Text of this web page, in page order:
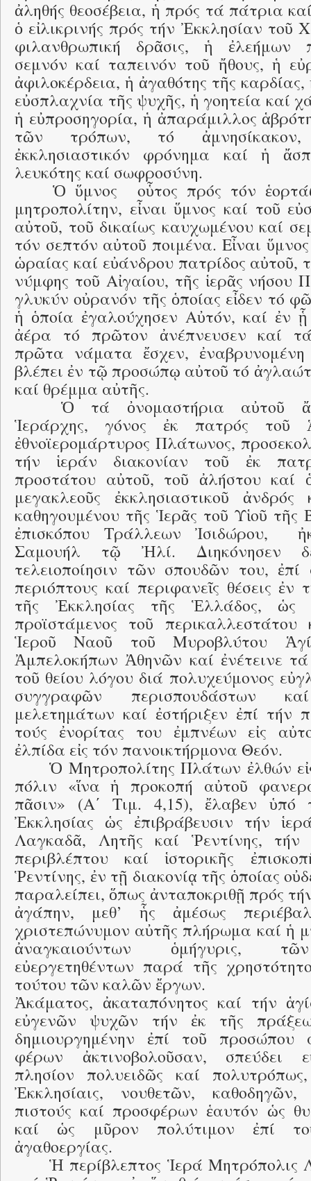
ἀληθής θεοσέβεια, ἡ πρός τά πάτρια
ὁ εἰλικρινής πρός τήν Ἐκκλησίαν τοῦ
φιλανθρωπική δρᾶσις, ἡ ἐλεήμων
σεμνόν καί ταπεινόν τοῦ ἤθους, ἡ
ἀφιλοκέρδεια, ἡ ἀγαθότης τῆς καρδίας,
εὐσπλαχνία τῆς ψυχῆς, ἡ γοητεία καί
ἡ εὐπροσηγορία, ἡ ἀπαράμιλλος
τῶν τρόπων, τό
ἐκκλησιαστικόν φρόνημα καί ἡ
λευκότης καί σωφροσύνη.
Ὁ ὕμνος οὗτος πρός τόν
μητροπολίτην, εἶναι ὕμνος καί τοῦ
αὐτοῦ, τοῦ δικαίως καυχωμένου καί
τόν σεπτόν αὐτοῦ ποιμένα. Εἶναι ὕμνος
ὡραίας καί εὐάνδρου πατρίδος αὐτοῦ,
νύμφης τοῦ Αἰγαίου, τῆς ἱερᾶς νήσου
γλυκύν οὐρανόν τῆς ὁποίας εἶδεν τό
ἡ ὁποία ἐγαλούχησεν Αὐτόν, καί ἐν
ἀέρα τό πρῶτον ἀνέπνευσεν καί
πρῶτα νάματα ἔσχεν, ἐναβρυνομένη
βλέπει ἐν τῷ προσώπῳ αὐτοῦ τό
καί θρέμμα αὐτῆς.
Ὁ τά ὀνομαστήρια αὐτοῦ
Ἱεράρχης, γόνος ἐκ πατρός τοῦ
ἐθνοϊερομάρτυρος Πλάτωνος,
τήν ἱεράν διακονίαν τοῦ ἐκ
προστάτου αὐτοῦ, τοῦ ἀλήστου καί
μεγακλεοῦς ἐκκλησιαστικοῦ ἀνδρός
καθηγουμένου τῆς Ἱερᾶς τοῦ Υἱοῦ
ἐπισκόπου Τράλλεων Ἰσιδώρου,
Σαμουήλ τῷ Ἠλί. Διηκόνησεν
τελειοποίησιν τῶν σπουδῶν του, ἐπί
περιόπτους καί περιφανεῖς θέσεις
τῆς Ἐκκλησίας τῆς Ἑλλάδος, ὡς
προϊστάμενος τοῦ περικαλλεστάτου
Ἱεροῦ Ναοῦ τοῦ Μυροβλύτου
Ἀμπελοκήπων Ἀθηνῶν καί ἐνέτεινε
τοῦ θείου λόγου διά πολυχεύμονος
συγγραφῶν περισπουδάστων
μελετημάτων καί ἐστήριξεν ἐπί τήν
τούς ἐνορίτας του ἐμπνέων εἰς
ἐλπίδα εἰς τόν πανοικτήρμονα Θεόν.
Ὁ Μητροπολίτης Πλάτων ἐλθών
πόλιν «ἵνα ἡ προκοπή αὐτοῦ
πᾶσιν» (Α΄ Τιμ. 4,15), ἔλαβεν ὑπό
Ἐκκλησίας ὡς ἐπιβράβευσιν τήν
Λαγκαδᾶ, Λητῆς καί Ῥεντίνης, τήν
περιβλέπτου καί ἱστορικῆς
Ῥεντίνης, ἐν τῇ διακονίᾳ τῆς ὁποίας
παραλείπει, ὅπως ἀνταποκριθῇ πρός
ἀγάπην, μεθ’ ἧς ἀμέσως
χριστεπώνυμον αὐτῆς πλήρωμα καί ἡ
ἀναγκαιούντων ὁμήγυρις,
εὐεργετηθέντων παρά τῆς
τούτου τῶν καλῶν ἔργων.
Ἀκάματος, ἀκαταπόνητος καί τήν
εὐγενῶν ψυχῶν τήν ἐκ τῆς
δημιουργημένην ἐπί τοῦ προσώπου
φέρων ἀκτινοβολοῦσαν, σπεύδει
πλησίον πολυειδῶς καί
Ἐκκλησίαις, νουθετῶν,
πιστούς καί προσφέρων ἑαυτόν ὡς
καί ὡς μῦρον πολύτιμον ἐπί
ἀγαθοεργίας.
Ἡ περίβλεπτος Ἱερά Μητρόπολις